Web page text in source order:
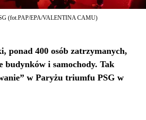
(fot.PAP/EPA/VALENTINA CAMU)
ponad 400 osób zatrzymanych,
budynków i samochody. Tak
w Paryżu triumfu PSG w